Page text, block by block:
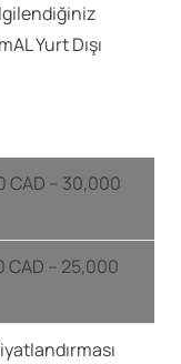
Yurt Dışı
CAD – 30,000
CAD – 25,000